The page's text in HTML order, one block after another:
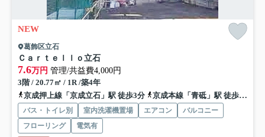
NEW
葛飾区立石
Ｃａｒｔｅｌｌｏ立石
7.6万円 管理/共益費4,000円
3階 / 20.77㎡ / 1R /築4年
京成押上線「京成立石」駅 徒歩3分
京成本線「青砥」駅 徒歩15分
バス・トイレ別 室内洗濯機置場 エアコン
バルコニー
フローリング
電気有